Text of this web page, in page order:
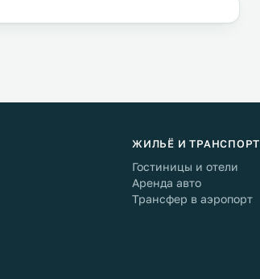
ЖИЛЬЁ И ТРАНСПОРТ
Гостиницы и отели
Аренда авто
Трансфер в аэропорт